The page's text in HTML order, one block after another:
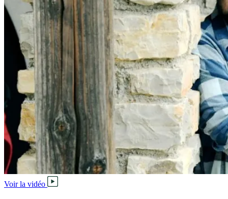
Voir la vidéo